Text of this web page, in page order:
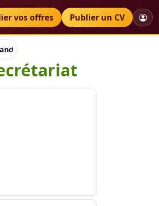
Petites annonces
vos offres Publier un CV
de stage ou d'emploi en secrétariat